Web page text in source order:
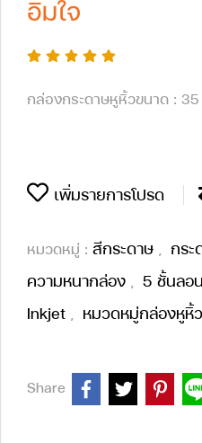
อิ่มใจ
กล่องกระดาษหูหิ้วขนาด :
เพิ่มรายการโปรด
หมวดหมู่ : สีกระดาษ , กระ
ความหนากล่อง , 5 ชั้นลอ
Inkjet , หมวดหมู่กล่องหูหิ้ว
Share